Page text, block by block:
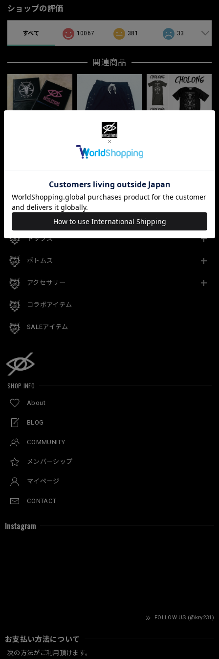
ショップの評価
すべて 10067 381 33
関連商品
「LAYERED」
¥3,000
最近チェックした商品
トップス
ボトムス
アクセサリー
コラボアイテム
SALEアイテム
SHOP INFO
About
BLOG
COMMUNITY
メンバーシップ
マイページ
CONTACT
Instagram
FOLLOW US (@kry231)
お支払い方法について
次の方法がご利用頂けます。